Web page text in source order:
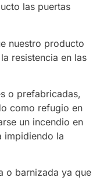
las puertas
nuestro producto
resistencia en las
o prefabricadas,
como refugio en
un incendio en
impidiendo la
o barnizada ya que